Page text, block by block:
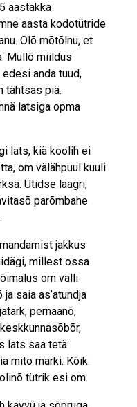
aastakka
aasta kodotütride
Olõ mõtõlnu, et
Mullõ miildüs
anda tuud,
tähtsäs piä.
latsiga opma
lats, kiä koolih ei
om välähpuul kuuli
Ütidse laagri,
parõmbahe
jakkus
millest ossa
om valli
saia as’atundja
pernaanõ,
lats saa tetä
mito märki. Kõik
tütrik esi om.